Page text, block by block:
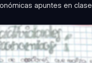
apuntes en clase